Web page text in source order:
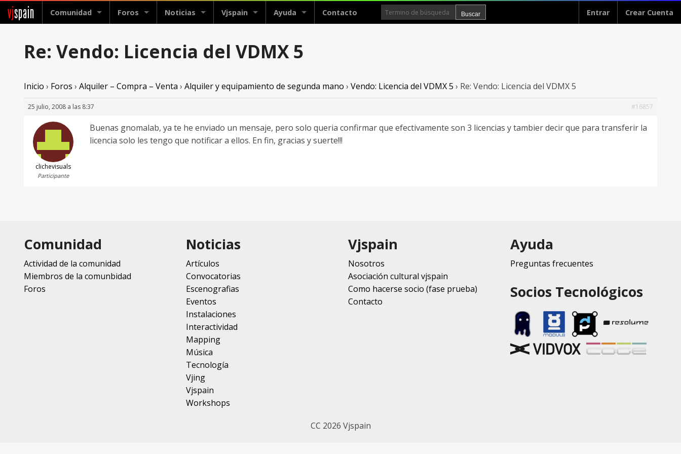
vjspain Comunidad Foros Noticias Vjspain Ayuda Contacto Entrar Crear Cuenta
Re: Vendo: Licencia del VDMX 5
Inicio › Foros › Alquiler – Compra – Venta › Alquiler y equipamiento de segunda mano › Vendo: Licencia del VDMX 5 › Re: Vendo: Licencia del VDMX 5
25 julio, 2008 a las 8:37 #16857
clichevisuals
Participante
Buenas gnomalab, ya te he enviado un mensaje, pero solo queria confirmar que efectivamente son 3 licencias y tambier decir que para transferir la
licencia solo les tengo que notificar a ellos. En fin, gracias y suerte!!!
Comunidad
Actividad de la comunidad
Miembros de la comunbidad
Foros
Noticias
Artículos
Convocatorias
Escenografias
Eventos
Instalaciones
Interactividad
Mapping
Música
Tecnología
Vjing
Vjspain
Workshops
Vjspain
Nosotros
Asociación cultural vjspain
Como hacerse socio (fase prueba)
Contacto
Ayuda
Preguntas frecuentes
Socios Tecnológicos
CC 2026 Vjspain